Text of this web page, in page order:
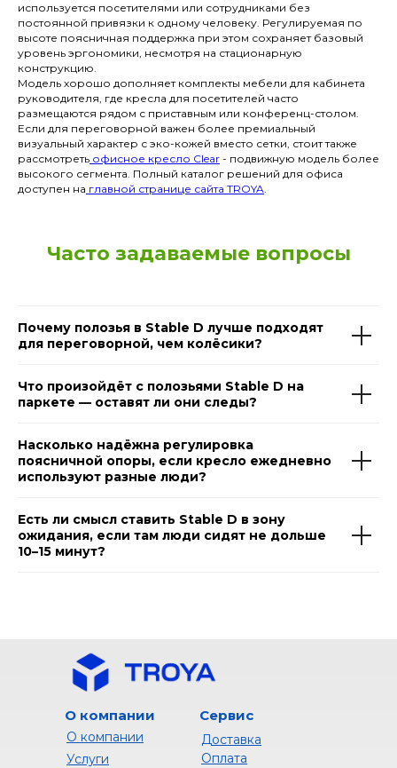
используется посетителями или сотрудниками без
постоянной привязки к одному человеку. Регулируемая по
высоте поясничная поддержка при этом сохраняет базовый
уровень эргономики, несмотря на стационарную
конструкцию.
Модель хорошо дополняет комплекты мебели для кабинета
руководителя, где кресла для посетителей часто
размещаются рядом с приставным или конференц-столом.
Если для переговорной важен более премиальный
визуальный характер с эко-кожей вместо сетки, стоит также
рассмотреть офисное кресло Clear - подвижную модель более
высокого сегмента. Полный каталог решений для офиса
доступен на главной странице сайта TROYA.
Часто задаваемые вопросы
Почему полозья в Stable D лучше подходят
для переговорной, чем колёсики?
Что произойдёт с полозьями Stable D на
паркете — оставят ли они следы?
Насколько надёжна регулировка
поясничной опоры, если кресло ежедневно
используют разные люди?
Есть ли смысл ставить Stable D в зону
ожидания, если там люди сидят не дольше
10–15 минут?
О компании Сервис
Доставка
Оплата
О компании
Услуги